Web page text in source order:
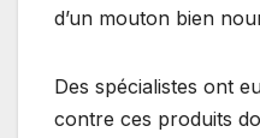
d’un mouton bien
Des spécialistes ont
contre ces produits